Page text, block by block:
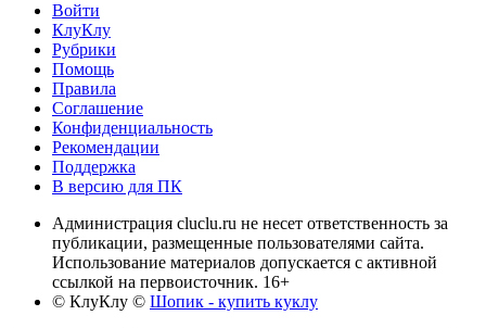
Войти
КлуКлу
Рубрики
Помощь
Правила
Соглашение
Конфиденциальность
Рекомендации
Поддержка
В версию для ПК
Администрация cluclu.ru не несет ответственность за
публикации, размещенные пользователями сайта.
Использование материалов допускается с активной
ссылкой на первоисточник. 16+
© КлуКлу © Шопик - купить куклу